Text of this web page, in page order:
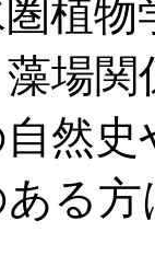
植
場
然
る